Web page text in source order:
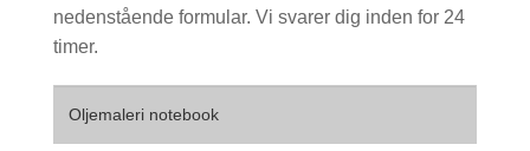
nedenstående formular. Vi svarer dig inden for 24
timer.